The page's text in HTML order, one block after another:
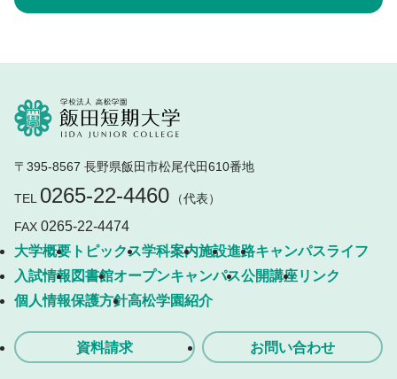
〒395-8567 長野県飯田市松尾代田610番地
TEL 0265-22-4460
（代表）
FAX 0265-22-4474
大学概要 トピックス学科案内施設進路キャンパスライフ
入試情報 図書館オープンキャンパス公開講座リンク
個人情報保護方針高松学園紹介
資料請求 お問い合わせ